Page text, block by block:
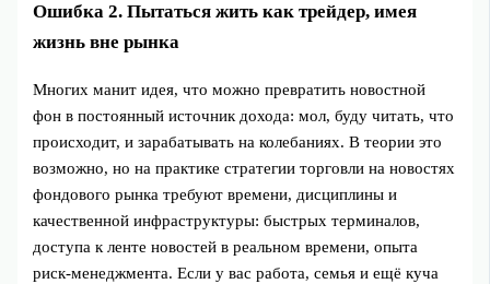
Ошибка 2. Пытаться жить как трейдер, имея
жизнь вне рынка
Многих манит идея, что можно превратить новостной
фон в постоянный источник дохода: мол, буду читать, что
происходит, и зарабатывать на колебаниях. В теории это
возможно, но на практике стратегии торговли на новостях
фондового рынка требуют времени, дисциплины и
качественной инфраструктуры: быстрых терминалов,
доступа к ленте новостей в реальном времени, опыта
риск‑менеджмента. Если у вас работа, семья и ещё куча